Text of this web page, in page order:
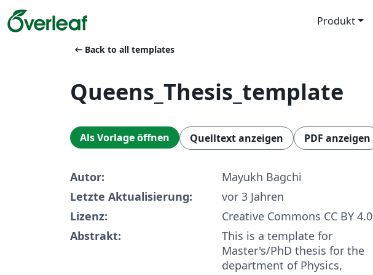
Produkt
arrow_left_alt Back to all templates
Queens_Thesis_template
Als Vorlage öffnen Quelltext anzeigen PDF anzeigen
Autor:
Mayukh Bagchi
Letzte Aktualisierung:
vor 3 Jahren
Lizenz:
Creative Commons CC BY 4.0
Abstrakt:
This is a template for
Master's/PhD thesis for the
department of Physics,